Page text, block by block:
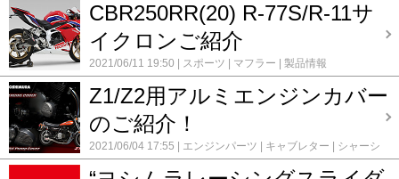
CBR250RR(20) R-77S/R-11サ
イクロンご紹介
2021/06/11 19:50 スポーツ マフラー 製品情報
Z1/Z2用アルミエンジンカバー
のご紹介！
2021/06/04 17:55 エンジンパーツ キャブレター
シャーシ
マフラー
製品情報